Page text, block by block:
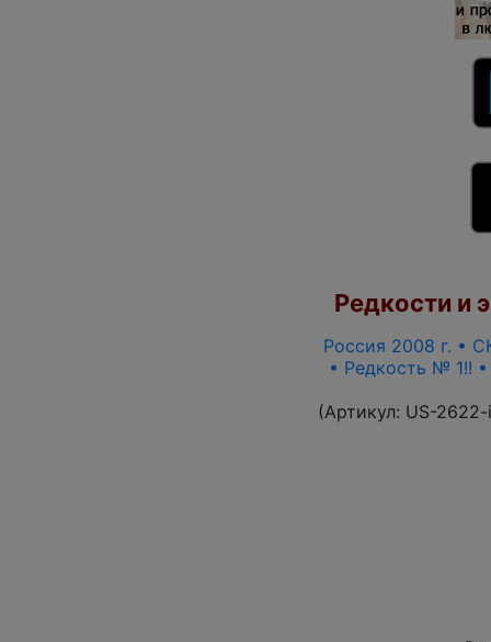
Редкости и
Россия 2008 г. •
• Редкость № 1!!
(Артикул: US-